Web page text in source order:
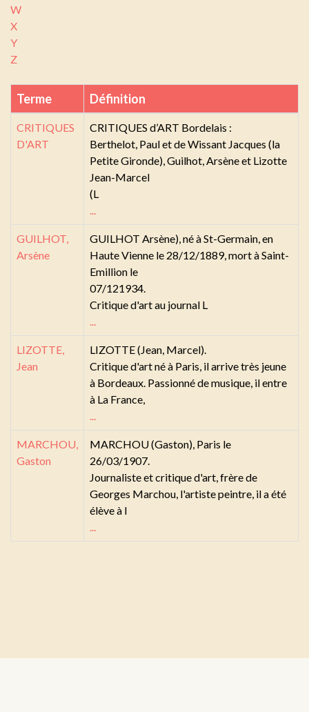
W
X
Y
Z
Terme Définition
CRITIQUES
D'ART
CRITIQUES d’ART Bordelais :
Berthelot, Paul et de Wissant Jacques (la
Petite Gironde), Guilhot, Arsène et Lizotte
Jean-Marcel
(L
GUILHOT,
Arsène
GUILHOT Arsène), né à St-Germain, en
Haute Vienne le 28/12/1889, mort à Saint-
Emillion le
07/121934.
Critique d'art au journal L
LIZOTTE,
Jean
LIZOTTE (Jean, Marcel).
Critique d'art né à Paris, il arrive très jeune
à Bordeaux. Passionné de musique, il entre
à La France,
MARCHOU,
Gaston
MARCHOU (Gaston), Paris le
26/03/1907.
Journaliste et critique d'art, frère de
Georges Marchou, l'artiste peintre, il a été
élève à l